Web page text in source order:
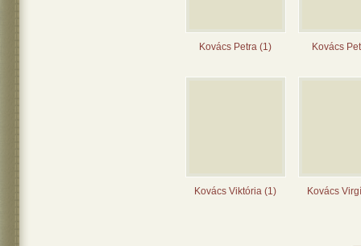
Kovács Petra (1) Kovács
Kovács Viktória (1) Kovács